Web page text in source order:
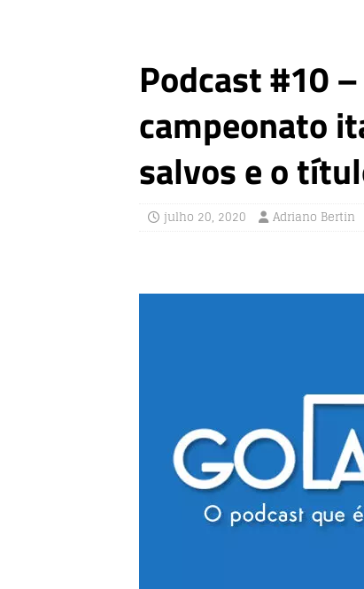
Podcast #10
campeonato
salvos e o
julho 20, 2020 Adriano Bertin